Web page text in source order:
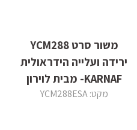
משור סרט YCM288
ירידה ועלייה הידראולית
KARNAF- מבית לוירון
מקט: YCM288ESA